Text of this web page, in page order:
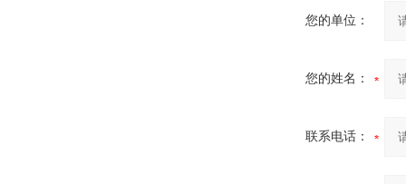
您的单位：
您的姓名：
联系电话：